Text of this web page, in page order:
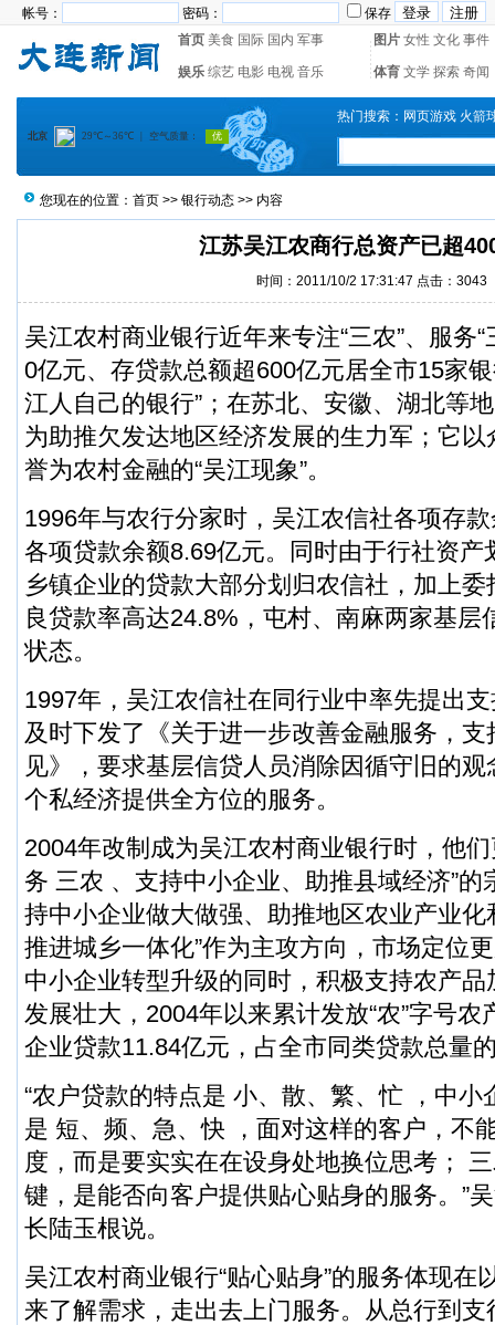
帐号： 密码：
保存
首页 美食 国际 国内 军事 图片 女性 文化 事件
娱乐 综艺 电影 电视 音乐 体育 文学 探索 奇闻
热门搜索： 网页游戏 火箭
您现在的位置： 首页 >> 银行动态 >> 内容
江苏吴江农商行总资产已超
时间：2011/10/2 17:31:47 点击：3043
吴江农村商业银行近年来专注“三农”、服务
0亿元、存贷款总额超600亿元居全市15家
江人自己的银行”；在苏北、安徽、湖北等
为助推欠发达地区经济发展的生力军；它以
誉为农村金融的“吴江现象”。
1996年与农行分家时，吴江农信社各项存
各项贷款余额8.69亿元。同时由于行社资产
乡镇企业的贷款大部分划归农信社，加上
良贷款率高达24.8%，屯村、南麻两家基层
状态。
1997年，吴江农信社在同行业中率先提出
及时下发了《关于进一步改善金融服务，
见》，要求基层信贷人员消除因循守旧的
个私经济提供全方位的服务。
2004年改制成为吴江农村商业银行时，他
务 三农 、支持中小企业、助推县域经济”的
持中小企业做大做强、助推地区农业产业
推进城乡一体化”作为主攻方向，市场定位
中小企业转型升级的同时，积极支持农产品
发展壮大，2004年以来累计发放“农”字号
企业贷款11.84亿元，占全市同类贷款总量
“农户贷款的特点是 小、散、繁、忙 ，中小
是 短、频、急、快 ，面对这样的客户，不
度，而是要实实在在设身处地换位思考；
键，是能否向客户提供贴心贴身的服务。”
长陆玉根说。
吴江农村商业银行“贴心贴身”的服务体现在
来了解需求，走出去上门服务。从总行到